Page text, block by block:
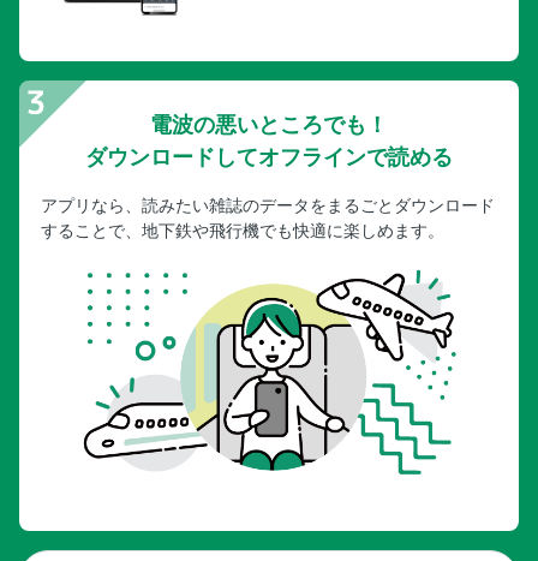
電波の悪いところでも！
ダウンロードしてオフラインで読める
アプリなら、読みたい雑誌のデータをまるごとダウンロード
することで、地下鉄や飛行機でも快適に楽しめます。